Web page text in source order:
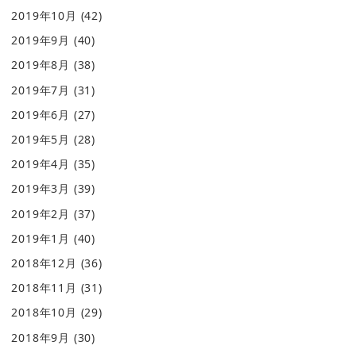
2019年10月 (42)
2019年9月 (40)
2019年8月 (38)
2019年7月 (31)
2019年6月 (27)
2019年5月 (28)
2019年4月 (35)
2019年3月 (39)
2019年2月 (37)
2019年1月 (40)
2018年12月 (36)
2018年11月 (31)
2018年10月 (29)
2018年9月 (30)